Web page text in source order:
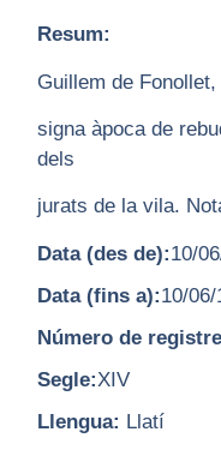
Resum:
Guillem de
signa àpoca de
dels
jurats de la vila.
Data (des de):10/
Data (fins a):10/06/
Número de
Segle:XIV
Llengua: Llatí